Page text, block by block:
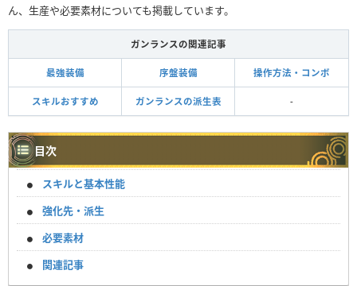
ん、生産や必要素材についても掲載しています。
ガンランスの関連記事
最強装備 序盤装備 操作方法・コンボ
スキルおすすめ ガンランスの派生表 -
目次
スキルと基本性能
強化先・派生
必要素材
関連記事